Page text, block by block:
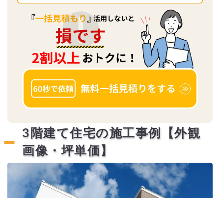
3階建て住宅の施工事例【外観
画像・坪単価】